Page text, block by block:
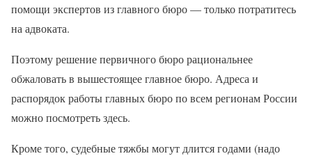
помощи экспертов из главного бюро — только потратитесь
на адвоката.
Поэтому решение первичного бюро рациональнее
обжаловать в вышестоящее главное бюро. Адреса и
распорядок работы главных бюро по всем регионам России
можно посмотреть здесь.
Кроме того, судебные тяжбы могут длится годами (надо